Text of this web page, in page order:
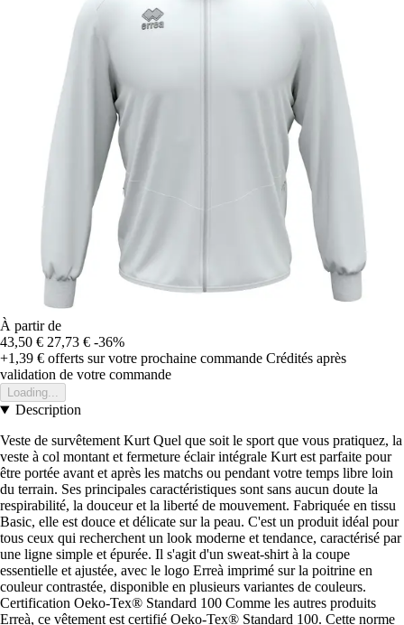
À partir de
43,50 € 27,73 € -36%
+1,39 € offerts sur votre prochaine commande Crédités après
validation de votre commande
Loading...
Description
Veste de survêtement Kurt Quel que soit le sport que vous pratiquez, la
veste à col montant et fermeture éclair intégrale Kurt est parfaite pour
être portée avant et après les matchs ou pendant votre temps libre loin
du terrain. Ses principales caractéristiques sont sans aucun doute la
respirabilité, la douceur et la liberté de mouvement. Fabriquée en tissu
Basic, elle est douce et délicate sur la peau. C'est un produit idéal pour
tous ceux qui recherchent un look moderne et tendance, caractérisé par
une ligne simple et épurée. Il s'agit d'un sweat-shirt à la coupe
essentielle et ajustée, avec le logo Erreà imprimé sur la poitrine en
couleur contrastée, disponible en plusieurs variantes de couleurs.
Certification Oeko-Tex® Standard 100 Comme les autres produits
Erreà, ce vêtement est certifié Oeko-Tex® Standard 100. Cette norme